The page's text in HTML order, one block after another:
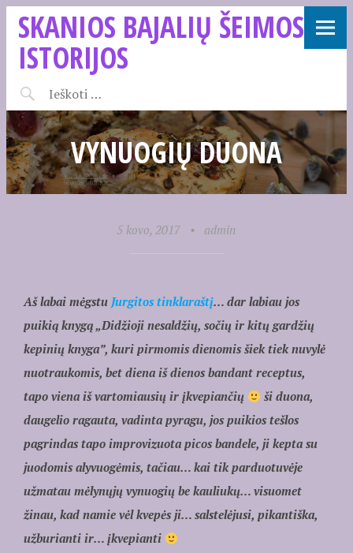
SKANIOS BAJALIŲ ŠEIMOS
ISTORIJOS
VYNUOGIŲ DUONA
5 kovo, 2017 • admin
Aš labai mėgstu Jurgitos tinklaraštį… dar labiau jos
puikią knygą „Didžioji nesaldžių, sočių ir kitų gardžių
kepinių knyga”, kuri pirmomis dienomis šiek tiek nuvylė
nuotraukomis, bet diena iš dienos bandant receptus,
tapo viena iš vartomiausių ir įkvepiančių
ši duona,
daugelio ragauta, vadinta pyragu, jos puikios tešlos
pagrindas tapo improvizuota picos bandele, ji kepta su
juodomis alyvuogėmis, tačiau… kai tik parduotuvėje
užmatau mėlynųjų vynuogių be kauliukų… visuomet
žinau, kad namie vėl kvepės ji… salstelėjusi, pikantiška,
užburianti ir… įkvepianti